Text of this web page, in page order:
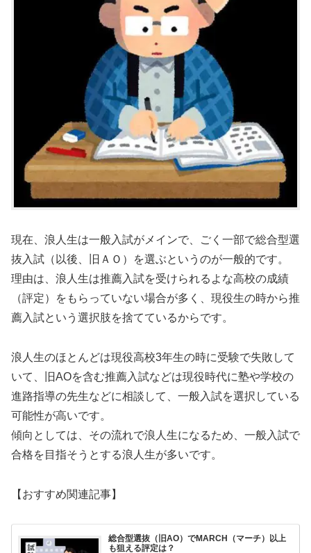
現在、浪人生は一般入試がメインで、ごく一部で総合型選
抜入試（以後、旧ＡＯ）を選ぶというのが一般的です。
理由は、浪人生は推薦入試を受けられるよな高校の成績
（評定）をもらっていない場合が多く、現役生の時から推
薦入試という選択肢を捨てているからです。
浪人生のほとんどは現役高校3年生の時に受験で失敗して
いて、旧AOを含む推薦入試などは現役時代に塾や学校の
進路指導の先生などに相談して、一般入試を選択している
可能性が高いです。
傾向としては、その流れで浪人生になるため、一般入試で
合格を目指そうとする浪人生が多いです。
【おすすめ関連記事】
総合型選抜（旧AO）でMARCH（マーチ）以上
も狙える評定は？